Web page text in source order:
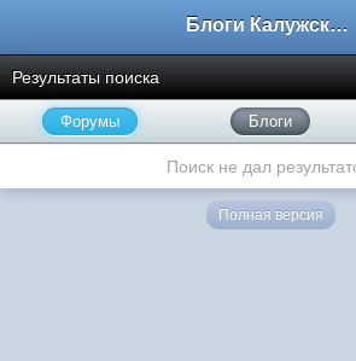
Блоги Калужского перекрестка
Результаты поиска
Форумы Блоги
Поиск не дал
Полная версия